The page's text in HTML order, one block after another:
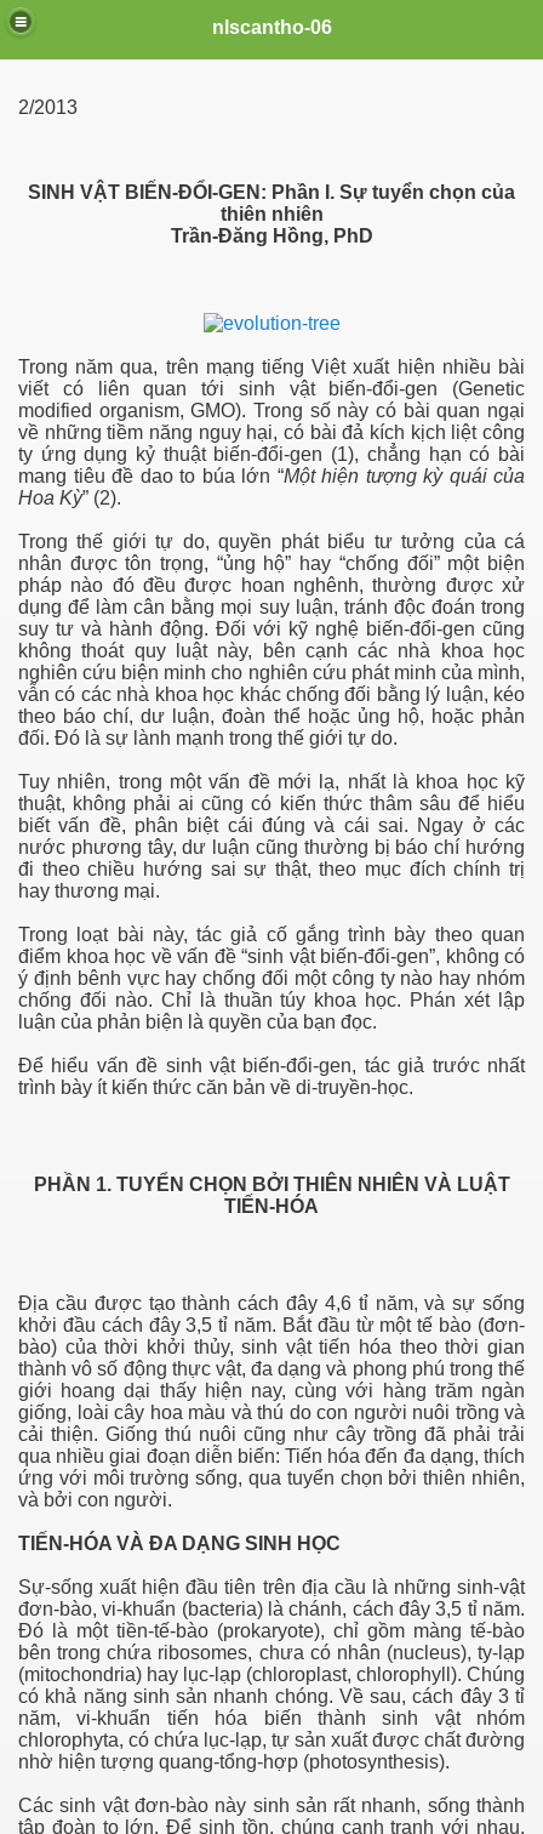
nlscantho-06
2/2013
SINH VẬT BIẾN-ĐỔI-GEN: Phần I. Sự tuyển chọn của
thiên nhiên
Trần-Đăng Hồng, PhD
Trong năm qua, trên mạng tiếng Việt xuất hiện nhiều bài
viết có liên quan tới sinh vật biến-đổi-gen (Genetic
modified organism, GMO). Trong số này có bài quan ngại
về những tiềm năng nguy hại, có bài đả kích kịch liệt công
ty ứng dụng kỷ thuật biến-đổi-gen (1), chẳng hạn có bài
mang tiêu đề dao to búa lớn “Một hiện tượng kỳ quái của
Hoa Kỳ” (2).
Trong thế giới tự do, quyền phát biểu tư tưởng của cá
nhân được tôn trọng, “ủng hộ” hay “chống đối” một biện
pháp nào đó đều được hoan nghênh, thường được xử
dụng để làm cân bằng mọi suy luận, tránh độc đoán trong
suy tư và hành động. Đối với kỹ nghệ biến-đổi-gen cũng
không thoát quy luật này, bên cạnh các nhà khoa học
nghiên cứu biện minh cho nghiên cứu phát minh của mình,
vẫn có các nhà khoa học khác chống đối bằng lý luận, kéo
theo báo chí, dư luận, đoàn thể hoặc ủng hộ, hoặc phản
đối. Đó là sự lành mạnh trong thế giới tự do.
Tuy nhiên, trong một vấn đề mới lạ, nhất là khoa học kỹ
thuật, không phải ai cũng có kiến thức thâm sâu để hiểu
biết vấn đề, phân biệt cái đúng và cái sai. Ngay ở các
nước phương tây, dư luận cũng thường bị báo chí hướng
đi theo chiều hướng sai sự thật, theo mục đích chính trị
hay thương mại.
Trong loạt bài này, tác giả cố gắng trình bày theo quan
điểm khoa học về vấn đề “sinh vật biến-đổi-gen”, không có
ý định bênh vực hay chống đối một công ty nào hay nhóm
chống đối nào. Chỉ là thuần túy khoa học. Phán xét lập
luận của phản biện là quyền của bạn đọc.
Để hiểu vấn đề sinh vật biến-đổi-gen, tác giả trước nhất
trình bày ít kiến thức căn bản về di-truyền-học.
PHẦN 1. TUYỂN CHỌN BỞI THIÊN NHIÊN VÀ LUẬT
TIẾN-HÓA
Địa cầu được tạo thành cách đây 4,6 tỉ năm, và sự sống
khởi đầu cách đây 3,5 tỉ năm. Bắt đầu từ một tế bào (đơn-
bào) của thời khởi thủy, sinh vật tiến hóa theo thời gian
thành vô số động thực vật, đa dạng và phong phú trong thế
giới hoang dại thấy hiện nay, cùng với hàng trăm ngàn
giống, loài cây hoa màu và thú do con người nuôi trồng và
cải thiện. Giống thú nuôi cũng như cây trồng đã phải trải
qua nhiều giai đoạn diễn biến: Tiến hóa đến đa dạng, thích
ứng với môi trường sống, qua tuyển chọn bởi thiên nhiên,
và bởi con người.
TIẾN-HÓA VÀ ĐA DẠNG SINH HỌC
Sự-sống xuất hiện đầu tiên trên địa cầu là những sinh-vật
đơn-bào, vi-khuẩn (bacteria) là chánh, cách đây 3,5 tỉ năm.
Đó là một tiền-tế-bào (prokaryote), chỉ gồm màng tế-bào
bên trong chứa ribosomes, chưa có nhân (nucleus), ty-lạp
(mitochondria) hay lục-lạp (chloroplast, chlorophyll). Chúng
có khả năng sinh sản nhanh chóng. Về sau, cách đây 3 tỉ
năm, vi-khuẩn tiến hóa biến thành sinh vật nhóm
chlorophyta, có chứa lục-lạp, tự sản xuất được chất đường
nhờ hiện tượng quang-tổng-hợp (photosynthesis).
Các sinh vật đơn-bào này sinh sản rất nhanh, sống thành
tập đoàn to lớn. Để sinh tồn, chúng cạnh tranh với nhau,
khỏe
thao Olympic
vằn Zebra